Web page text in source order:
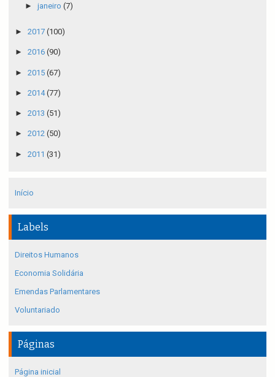
► janeiro (7)
► 2017 (100)
► 2016 (90)
► 2015 (67)
► 2014(77)
► 2013 (51)
► 2012 (50)
► 2011 (31)
Início
Labels
Direitos Humanos
Economia Solidária
Emendas Parlamentares
Voluntariado
Páginas
Página inicial